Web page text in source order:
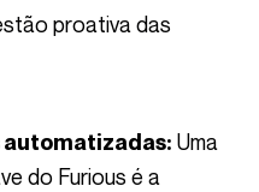
proativa das
automatizadas: Uma
do Furious é a